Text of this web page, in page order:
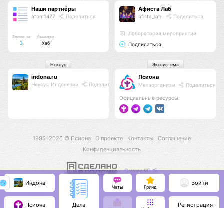
Наши партнёры
atom1477 Поделиться
Элементы
3
Управляет
Хаб
Афиста Лаб
afista_lab Поделиться
Лаборатория мероприятий
Подписаться
indona.ru
Нексус Индонезии Поделиться
Нексус
Псиона
Метаорганизм Поделиться
Официальные ресурсы:
Экосистема
1995–2026 © Псиона О проекте Контакты
Соглашение
Конфиденциальность
С нами КО 🕉️
Индона
Псиона Дела
Чаты Гринд
Войти
Регистрация